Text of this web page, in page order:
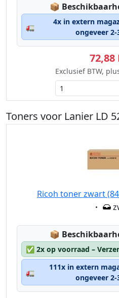
📦 Lagerstatus:
🚛
4x in extern
ongeveer
72,88
Exclusief BTW,
Toners voor Lanier LD
Ricoh toner zwart
📦 Lagerstatus:
✅ 2x op voorraad –
🚛
111x in extern
ongeveer